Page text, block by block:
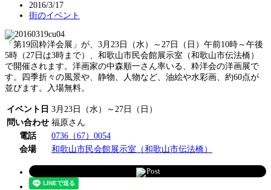
2016/3/17
街のイベント
「第19回粋洋会展」が、3月23日（水）～27日（日）午前10時～午後
5時（27日は3時まで）、和歌山市民会館展示室（和歌山市伝法橋）
で開催されます。洋画家の中森順一さん率いる、粋洋会の洋画展で
す。四季折々の風景や、静物、人物など、油絵や水彩画、約60点が
並びます。入場無料。
イベント日 3月23日（水）～27日（日）
問い合わせ 福原さん
電話
0736（67）0054
会場
和歌山市民会館展示室（和歌山市伝法橋）
Post